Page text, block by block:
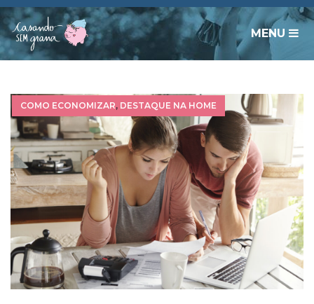
MENU
COMO ECONOMIZAR, DESTAQUE NA HOME